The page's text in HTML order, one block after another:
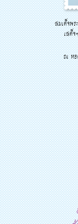
สมเด็จพร
เสด็จ
ณ หอ